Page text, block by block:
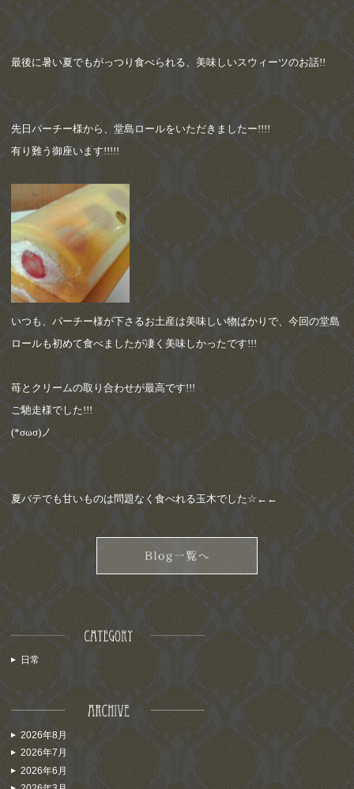
最後に暑い夏でもがっつり食べられる、美味しいスウィーツのお話!!
先日パーチー様から、堂島ロールをいただきましたー!!!!
有り難う御座います!!!!!
いつも、パーチー様が下さるお土産は美味しい物ばかりで、今回の堂島
ロールも初めて食べましたが凄く美味しかったです!!!
苺とクリームの取り合わせが最高です!!!
ご馳走様でした!!!
(*σωσ) ノ
夏バテでも甘いものは問題なく食べれる玉木でした☆←←
日常
2026年8月
2026年7月
2026年6月